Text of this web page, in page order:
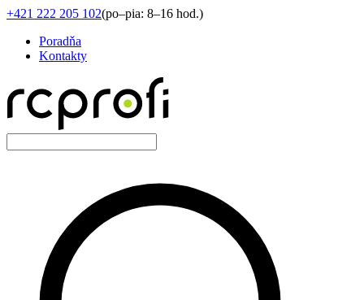
+421 222 205 102(po–pia: 8–16 hod.)
Poradňa
Kontakty